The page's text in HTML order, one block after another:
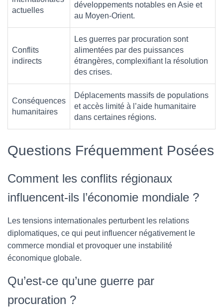
actuelles
développements notables en Asie et
au Moyen-Orient.
Conflits
indirects
Les guerres par procuration sont
alimentées par des puissances
étrangères, complexifiant la résolution
des crises.
Conséquences
humanitaires
Déplacements massifs de populations
et accès limité à l’aide humanitaire
dans certaines régions.
Questions Fréquemment Posées
Comment les conflits régionaux
influencent-ils l’économie mondiale ?
Les tensions internationales perturbent les relations
diplomatiques, ce qui peut influencer négativement le
commerce mondial et provoquer une instabilité
économique globale.
Qu’est-ce qu’une guerre par
procuration ?